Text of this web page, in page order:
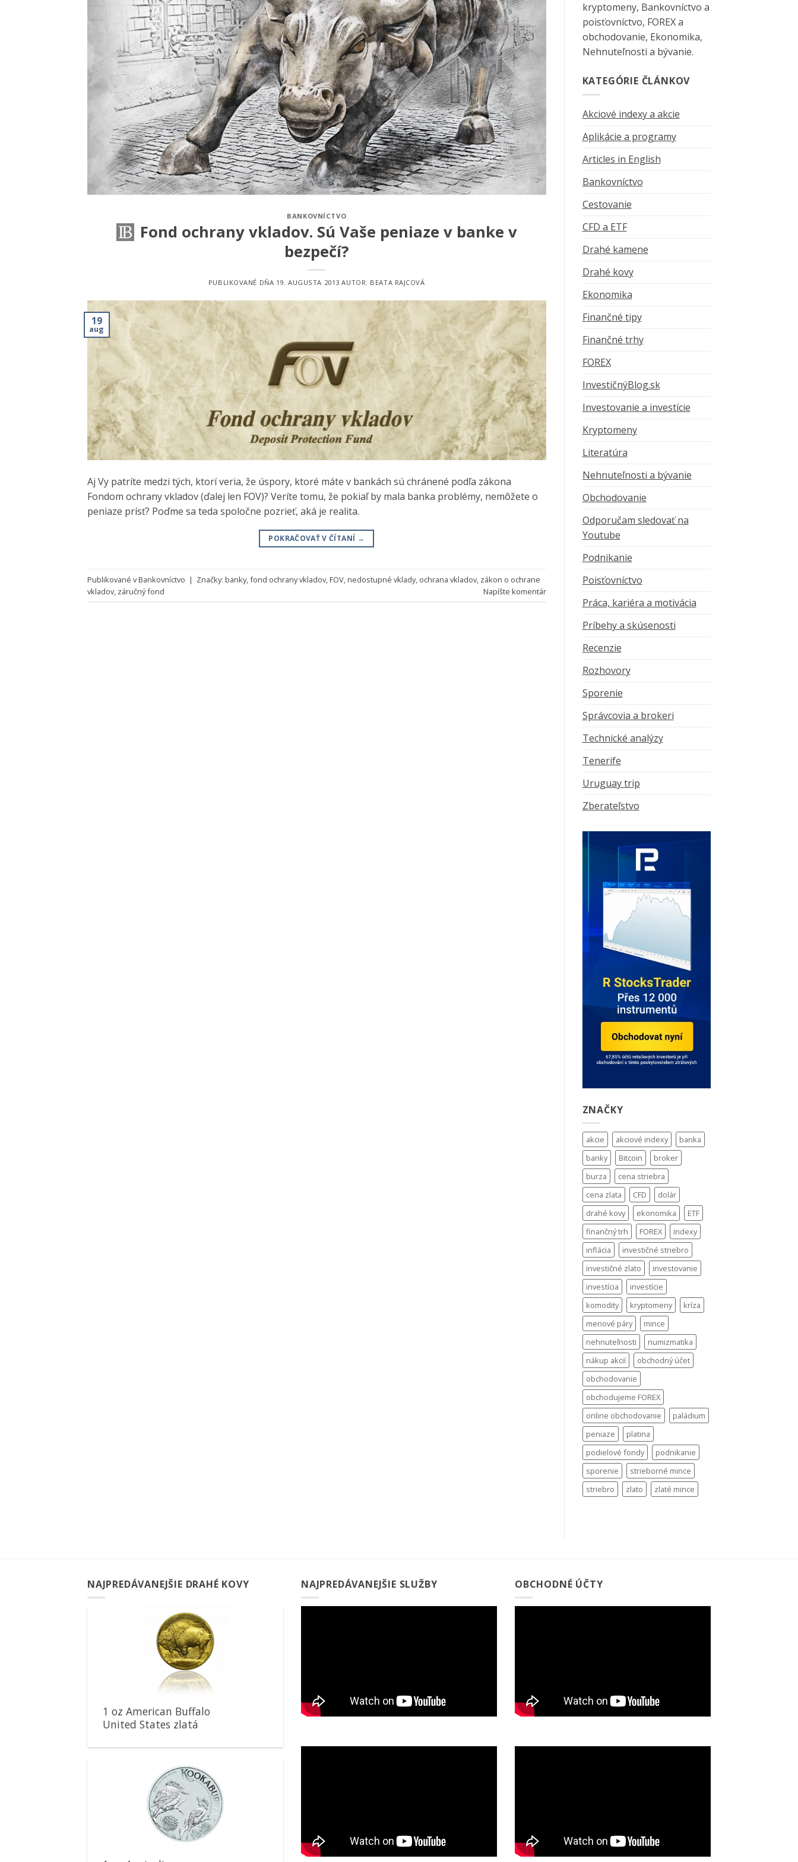
BANKOVNÍCTVO
Fond ochrany vkladov. Sú Vaše peniaze v banke v
bezpečí?
PUBLIKOVANÉ DŇA 19. AUGUSTA 2013 AUTOR: BEATA RAJCOVÁ
19
aug
Aj Vy patríte medzi tých, ktorí veria, že úspory, ktoré máte v bankách sú chránené podľa zákona
Fondom ochrany vkladov (ďalej len FOV)? Veríte tomu, že pokiaľ by mala banka problémy, nemôžete o
peniaze prísť? Poďme sa teda spoločne pozrieť, aká je realita.
POKRAČOVAŤ V ČÍTANÍ →
Publikované vBankovníctvo | Značky: banky, fond ochrany vkladov, FOV nedostupné vklady, ochrana vkladov, zákon o ochrane
vkladov, záručný fond Napíšte komentár
kryptomeny, Bankovníctvo a
poisťovníctvo, FOREX a
obchodovanie, Ekonomika,
Nehnuteľnosti a bývanie.
KATEGÓRIE ČLÁNKOV
Akciové indexy a akcie
Aplikácie a programy
Articles in English
Bankovníctvo
Cestovanie
CFD a ETF
Drahé kamene
Drahé kovy
Ekonomika
Finančné tipy
Finančné trhy
FOREX
InvestičnýBlog.sk
Investovanie a investície
Kryptomeny
Literatúra
Nehnuteľnosti a bývanie
Obchodovanie
Odporučam sledovať na
Youtube
Podnikanie
Poisťovníctvo
Práca, kariéra a motivácia
Príbehy a skúsenosti
Recenzie
Rozhovory
Sporenie
Správcovia a brokeri
Technické analýzy
Tenerife
Uruguay trip
Zberateľstvo
ZNAČKY
akcie akciové indexy
banka
banky
Bitcoin
broker
burza
cena striebra
cena zlata
CFD
dolár
drahé kovy
ekonomika
ETF
finančný trh
FOREX
indexy
inflácia
investičné striebro
investičné zlato
investovanie
investícia
investície
komodity
kryptomeny
kríza
menové páry
mince
nehnuteľnosti
numizmatika
nákup akcií
obchodný účet
obchodovanie
obchodujeme FOREX
online obchodovanie
paládium
peniaze
platina
podielové fondy
podnikanie
sporenie
strieborné mince
striebro
zlato zlaté mince
NAJPREDÁVANEJŠIE DRAHÉ KOVY
Pridať k
obľúbeným
1 oz American Buffalo
United States zlatá
Pridať k
obľúbeným
NAJPREDÁVANEJŠIE SLUŽBY OBCHODNÉ ÚČTY